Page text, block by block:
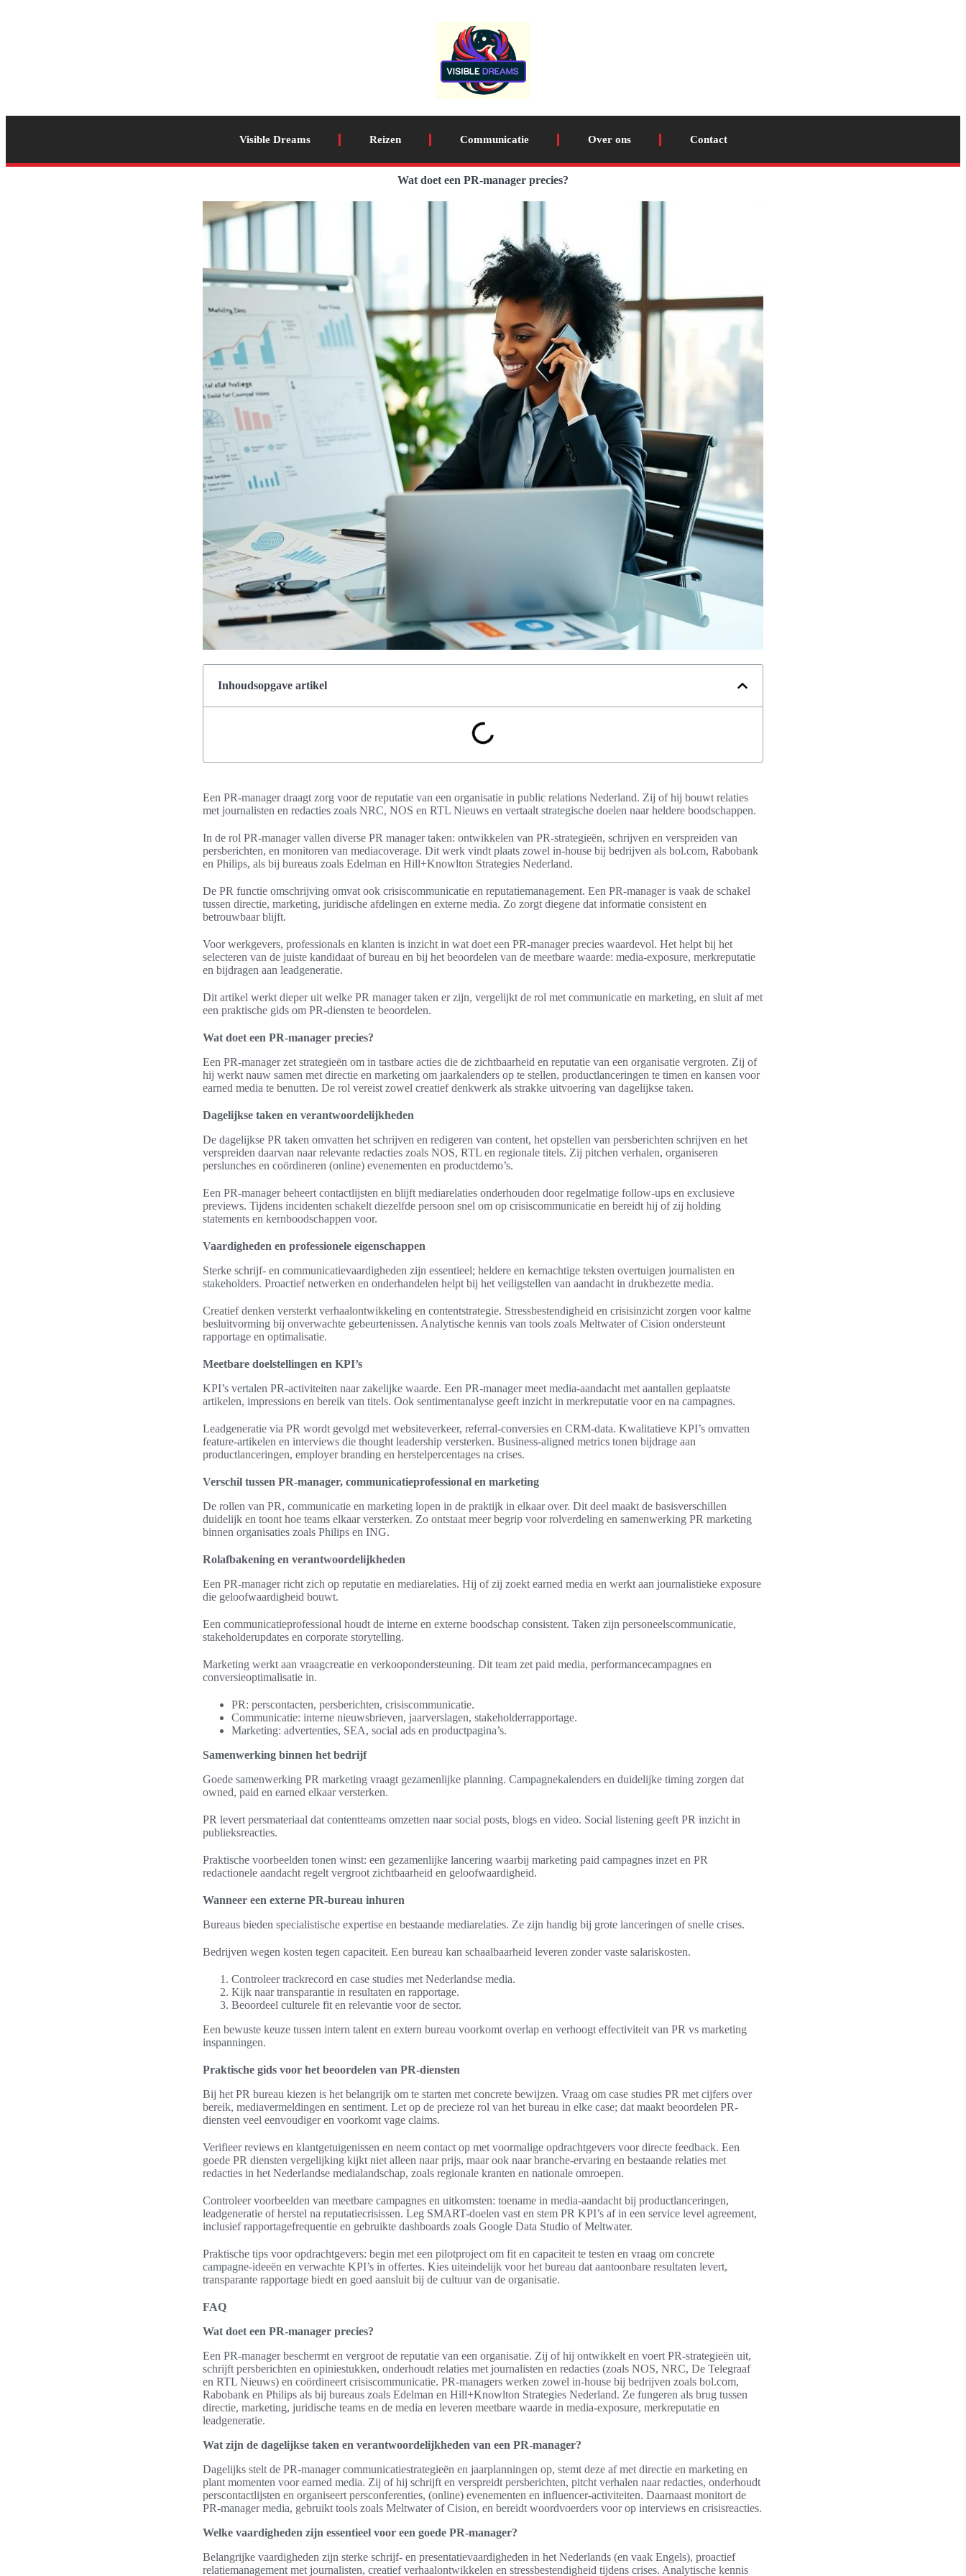
Visible Dreams Reizen Communicatie Over ons Contact
Wat doet een PR-manager precies?
Inhoudsopgave artikel
Een PR-manager draagt zorg voor de reputatie van een organisatie in public relations Nederland. Zij of hij bouwt relaties
met journalisten en redacties zoals NRC, NOS en RTL Nieuws en vertaalt strategische doelen naar heldere boodschappen.
In de rol PR-manager vallen diverse PR manager taken: ontwikkelen van PR-strategieën, schrijven en verspreiden van
persberichten, en monitoren van mediacoverage. Dit werk vindt plaats zowel in-house bij bedrijven als bol.com, Rabobank
en Philips, als bij bureaus zoals Edelman en Hill+Knowlton Strategies Nederland.
De PR functie omschrijving omvat ook crisiscommunicatie en reputatiemanagement. Een PR-manager is vaak de schakel
tussen directie, marketing, juridische afdelingen en externe media. Zo zorgt diegene dat informatie consistent en
betrouwbaar blijft.
Voor werkgevers, professionals en klanten is inzicht in wat doet een PR-manager precies waardevol. Het helpt bij het
selecteren van de juiste kandidaat of bureau en bij het beoordelen van de meetbare waarde: media-exposure, merkreputatie
en bijdragen aan leadgeneratie.
Dit artikel werkt dieper uit welke PR manager taken er zijn, vergelijkt de rol met communicatie en marketing, en sluit af met
een praktische gids om PR-diensten te beoordelen.
Wat doet een PR-manager precies?
Een PR-manager zet strategieën om in tastbare acties die de zichtbaarheid en reputatie van een organisatie vergroten. Zij of
hij werkt nauw samen met directie en marketing om jaarkalenders op te stellen, productlanceringen te timen en kansen voor
earned media te benutten. De rol vereist zowel creatief denkwerk als strakke uitvoering van dagelijkse taken.
Dagelijkse taken en verantwoordelijkheden
De dagelijkse PR taken omvatten het schrijven en redigeren van content, het opstellen van persberichten schrijven en het
verspreiden daarvan naar relevante redacties zoals NOS, RTL en regionale titels. Zij pitchen verhalen, organiseren
perslunches en coördineren (online) evenementen en productdemo’s.
Een PR-manager beheert contactlijsten en blijft mediarelaties onderhouden door regelmatige follow-ups en exclusieve
previews. Tijdens incidenten schakelt diezelfde persoon snel om op crisiscommunicatie en bereidt hij of zij holding
statements en kernboodschappen voor.
Vaardigheden en professionele eigenschappen
Sterke schrijf- en communicatievaardigheden zijn essentieel; heldere en kernachtige teksten overtuigen journalisten en
stakeholders. Proactief netwerken en onderhandelen helpt bij het veiligstellen van aandacht in drukbezette media.
Creatief denken versterkt verhaalontwikkeling en contentstrategie. Stressbestendigheid en crisisinzicht zorgen voor kalme
besluitvorming bij onverwachte gebeurtenissen. Analytische kennis van tools zoals Meltwater of Cision ondersteunt
rapportage en optimalisatie.
Meetbare doelstellingen en KPI’s
KPI’s vertalen PR-activiteiten naar zakelijke waarde. Een PR-manager meet media-aandacht met aantallen geplaatste
artikelen, impressions en bereik van titels. Ook sentimentanalyse geeft inzicht in merkreputatie voor en na campagnes.
Leadgeneratie via PR wordt gevolgd met websiteverkeer, referral-conversies en CRM-data. Kwalitatieve KPI’s omvatten
feature-artikelen en interviews die thought leadership versterken. Business-aligned metrics tonen bijdrage aan
productlanceringen, employer branding en herstelpercentages na crises.
Verschil tussen PR-manager, communicatieprofessional en marketing
De rollen van PR, communicatie en marketing lopen in de praktijk in elkaar over. Dit deel maakt de basisverschillen
duidelijk en toont hoe teams elkaar versterken. Zo ontstaat meer begrip voor rolverdeling en samenwerking PR marketing
binnen organisaties zoals Philips en ING.
Rolafbakening en verantwoordelijkheden
Een PR-manager richt zich op reputatie en mediarelaties. Hij of zij zoekt earned media en werkt aan journalistieke exposure
die geloofwaardigheid bouwt.
Een communicatieprofessional houdt de interne en externe boodschap consistent. Taken zijn personeelscommunicatie,
stakeholderupdates en corporate storytelling.
Marketing werkt aan vraagcreatie en verkoopondersteuning. Dit team zet paid media, performancecampagnes en
conversieoptimalisatie in.
PR: perscontacten, persberichten, crisiscommunicatie.
Communicatie: interne nieuwsbrieven, jaarverslagen, stakeholderrapportage.
Marketing: advertenties, SEA, social ads en productpagina’s.
Samenwerking binnen het bedrijf
Goede samenwerking PR marketing vraagt gezamenlijke planning. Campagnekalenders en duidelijke timing zorgen dat
owned, paid en earned elkaar versterken.
PR levert persmateriaal dat contentteams omzetten naar social posts, blogs en video. Social listening geeft PR inzicht in
publieksreacties.
Praktische voorbeelden tonen winst: een gezamenlijke lancering waarbij marketing paid campagnes inzet en PR
redactionele aandacht regelt vergroot zichtbaarheid en geloofwaardigheid.
Wanneer een externe PR-bureau inhuren
Bureaus bieden specialistische expertise en bestaande mediarelaties. Ze zijn handig bij grote lanceringen of snelle crises.
Bedrijven wegen kosten tegen capaciteit. Een bureau kan schaalbaarheid leveren zonder vaste salariskosten.
Controleer trackrecord en case studies met Nederlandse media.
Kijk naar transparantie in resultaten en rapportage.
Beoordeel culturele fit en relevantie voor de sector.
Een bewuste keuze tussen intern talent en extern bureau voorkomt overlap en verhoogt effectiviteit van PR vs marketing
inspanningen.
Praktische gids voor het beoordelen van PR-diensten
Bij het PR bureau kiezen is het belangrijk om te starten met concrete bewijzen. Vraag om case studies PR met cijfers over
bereik, mediavermeldingen en sentiment. Let op de precieze rol van het bureau in elke case; dat maakt beoordelen PR-
diensten veel eenvoudiger en voorkomt vage claims.
Verifieer reviews en klantgetuigenissen en neem contact op met voormalige opdrachtgevers voor directe feedback. Een
goede PR diensten vergelijking kijkt niet alleen naar prijs, maar ook naar branche-ervaring en bestaande relaties met
redacties in het Nederlandse medialandschap, zoals regionale kranten en nationale omroepen.
Controleer voorbeelden van meetbare campagnes en uitkomsten: toename in media-aandacht bij productlanceringen,
leadgeneratie of herstel na reputatiecrisissen. Leg SMART-doelen vast en stem PR KPI’s af in een service level agreement,
inclusief rapportagefrequentie en gebruikte dashboards zoals Google Data Studio of Meltwater.
Praktische tips voor opdrachtgevers: begin met een pilotproject om fit en capaciteit te testen en vraag om concrete
campagne-ideeën en verwachte KPI’s in offertes. Kies uiteindelijk voor het bureau dat aantoonbare resultaten levert,
transparante rapportage biedt en goed aansluit bij de cultuur van de organisatie.
FAQ
Wat doet een PR-manager precies?
Een PR-manager beschermt en vergroot de reputatie van een organisatie. Zij of hij ontwikkelt en voert PR-strategieën uit,
schrijft persberichten en opiniestukken, onderhoudt relaties met journalisten en redacties (zoals NOS, NRC, De Telegraaf
en RTL Nieuws) en coördineert crisiscommunicatie. PR-managers werken zowel in-house bij bedrijven zoals bol.com,
Rabobank en Philips als bij bureaus zoals Edelman en Hill+Knowlton Strategies Nederland. Ze fungeren als brug tussen
directie, marketing, juridische teams en de media en leveren meetbare waarde in media-exposure, merkreputatie en
leadgeneratie.
Wat zijn de dagelijkse taken en verantwoordelijkheden van een PR-manager?
Dagelijks stelt de PR-manager communicatiestrategieën en jaarplanningen op, stemt deze af met directie en marketing en
plant momenten voor earned media. Zij of hij schrijft en verspreidt persberichten, pitcht verhalen naar redacties, onderhoudt
perscontactlijsten en organiseert persconferenties, (online) evenementen en influencer-activiteiten. Daarnaast monitort de
PR-manager media, gebruikt tools zoals Meltwater of Cision, en bereidt woordvoerders voor op interviews en crisisreacties.
Welke vaardigheden zijn essentieel voor een goede PR-manager?
Belangrijke vaardigheden zijn sterke schrijf- en presentatievaardigheden in het Nederlands (en vaak Engels), proactief
relatiemanagement met journalisten, creatief verhaalontwikkelen en stressbestendigheid tijdens crises. Analytische kennis